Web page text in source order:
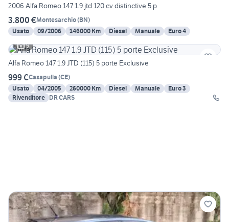
2006 Alfa Romeo 147 1.9 jtd 120 cv distinctive 5 p
3.800 €Montesarchio(BN)
Usato
09/2006 146000 Km Diesel Manuale
Euro 4
9
Alfa Romeo 147 1.9 JTD (115) 5 porte Exclusive
999 €Casapulla (CE)
Usato
04/2005 260000 Km Diesel Manuale
Euro 3
Rivenditore DR CARS